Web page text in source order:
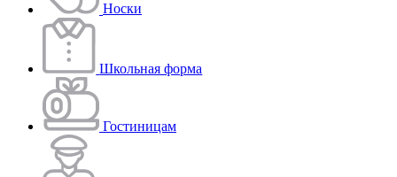
Носки
Школьная форма
Гостиницам